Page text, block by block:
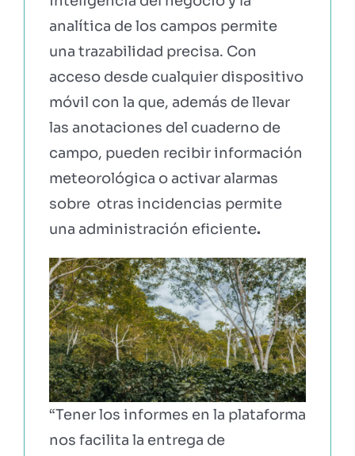
analítica de los campos permite
una trazabilidad precisa. Con
acceso desde cualquier dispositivo
móvil con la que, además de llevar
las anotaciones del cuaderno de
campo, pueden recibir información
meteorológica o activar alarmas
sobre otras incidencias permite
una administración eficiente.
“Tener los informes en la plataforma
nos facilita la entrega de